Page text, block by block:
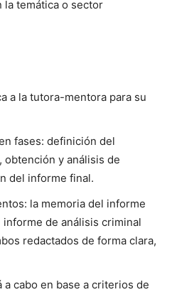
temática o sector
a la tutora-mentora para su
fases: definición del
obtención y análisis de
del informe final.
la memoria del informe
informe de análisis criminal
redactados de forma clara,
a cabo en base a criterios de